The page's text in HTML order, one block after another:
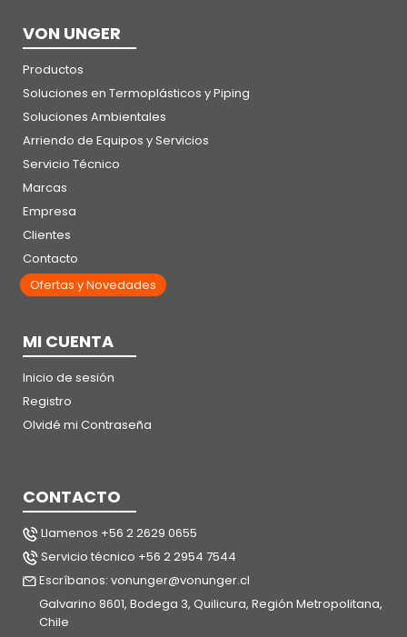
VON UNGER
Productos
Soluciones en Termoplásticos y Piping
Soluciones Ambientales
Arriendo de Equipos y Servicios
Servicio Técnico
Marcas
Empresa
Clientes
Contacto
Ofertas y Novedades
MI CUENTA
Inicio de sesión
Registro
Olvidé mi Contraseña
CONTACTO
Llamenos +56 2 2629 0655
Servicio técnico +56 2 2954 7544
Escríbanos: vonunger@vonunger.cl
Galvarino 8601, Bodega 3, Quilicura, Región Metropolitana,
Chile